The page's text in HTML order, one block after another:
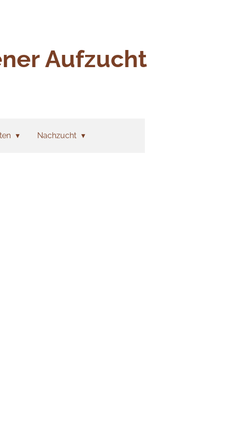
Aufzucht
Nachzucht